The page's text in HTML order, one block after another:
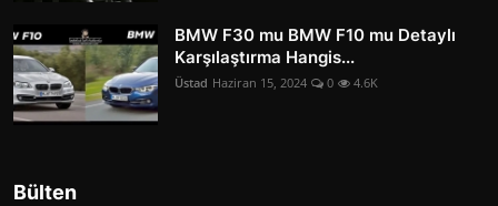
BMW F30 mu BMW F10 mu Detaylı
Karşılaştırma Hangis...
Üstad Haziran 15, 2024 0 4.6K
Bülten